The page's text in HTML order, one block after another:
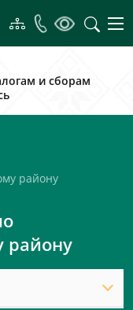
и сборам
району
району